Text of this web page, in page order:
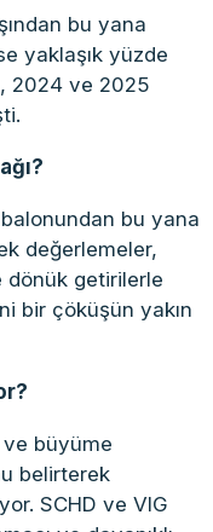
bu yana
yaklaşık yüzde
2024 ve 2025
bu yana
değerlemeler,
dönük getirilerle
bir çöküşün yakın
büyüme
belirterek
SCHD ve VIG